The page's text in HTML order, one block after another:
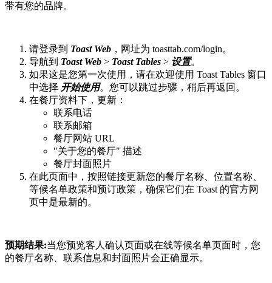
带有您的品牌。
请登录到 Toast Web ，网址为 toasttab.com/login。
导航到 Toast Web > Toast Tables > 设置。
如果这是您第一次使用，请在欢迎使用 Toast Tables 窗口
中选择 开始使用。您可以跳过步骤，稍后再返回。
在餐厅资料下，更新：
联系电话
联系邮箱
餐厅网站 URL
"关于您的餐厅" 描述
餐厅封面照片
在此页面中，按照链接更新您的餐厅名称、位置名称、
等候名单政策和预订政策，确保它们在 Toast 的官方网
页中是最新的。
预期结果:当您预览客人确认页面或在线等候名单页面时，您
的餐厅名称、联系信息和封面照片会正确显示。